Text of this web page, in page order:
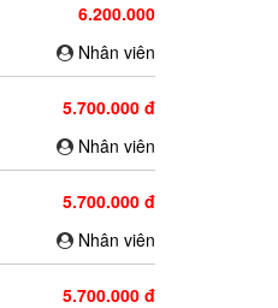
6.200.000
Nhân viên
5.700.000 đ
Nhân viên
5.700.000 đ
Nhân viên
5.700.000 đ